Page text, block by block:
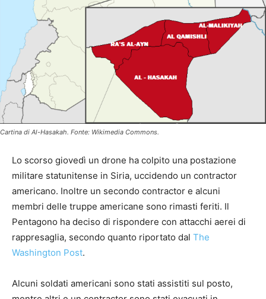
Cartina di Al-Hasakah. Fonte: Wikimedia Commons.
Lo scorso giovedì un drone ha colpito una postazione
militare statunitense in Siria, uccidendo un contractor
americano. Inoltre un secondo contractor e alcuni
membri delle truppe americane sono rimasti feriti. Il
Pentagono ha deciso di rispondere con attacchi aerei di
rappresaglia, secondo quanto riportato dal The
Washington Post.
Alcuni soldati americani sono stati assistiti sul posto,